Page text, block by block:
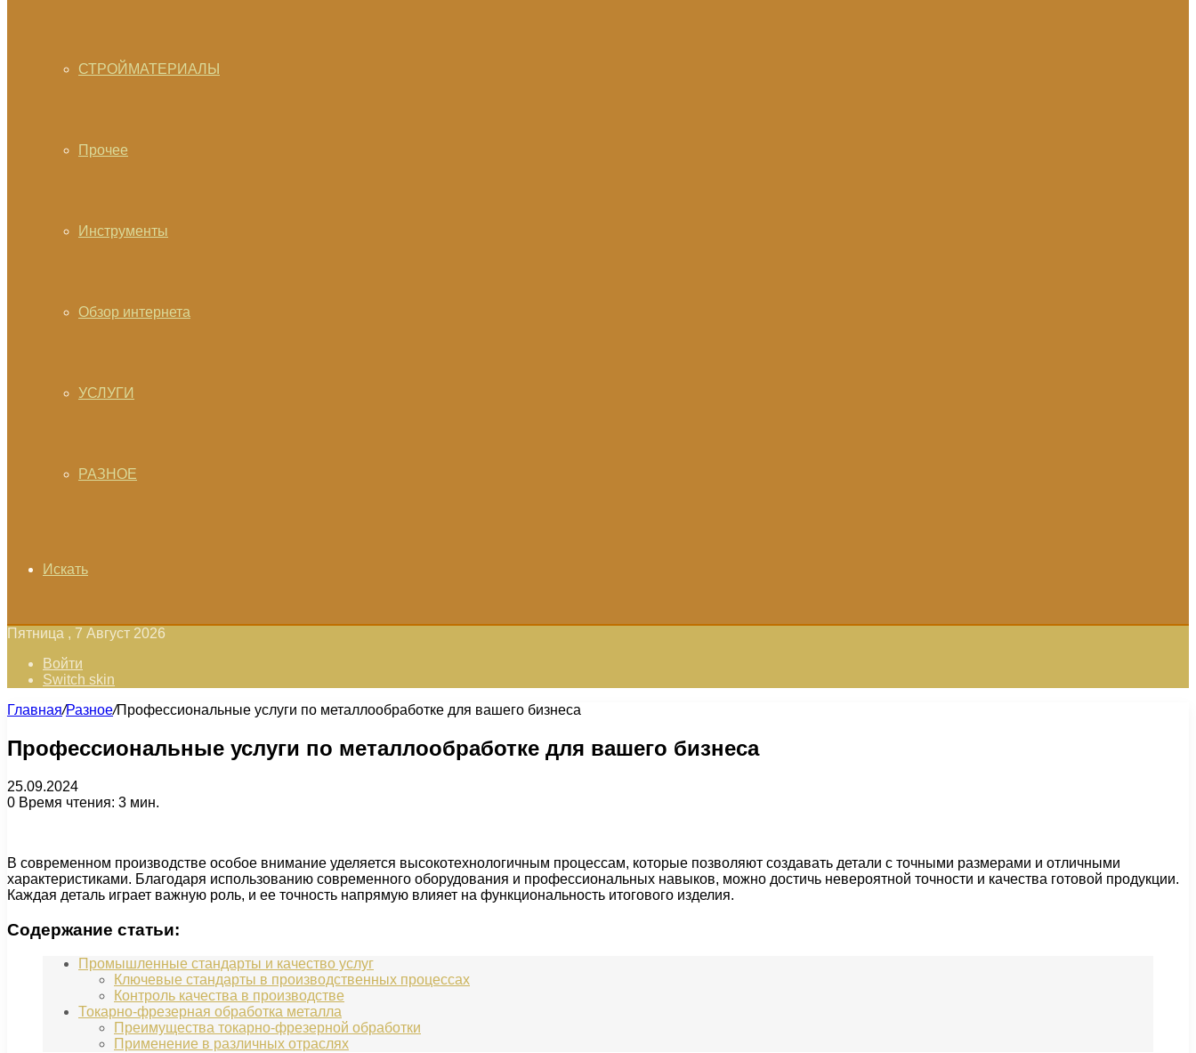
СТРОЙМАТЕРИАЛЫ
Прочее
Инструменты
Обзор интернета
УСЛУГИ
РАЗНОЕ
Искать
Пятница , 7 Август 2026
Войти
Switch skin
Главная/Разное/Профессиональные услуги по металлообработке для вашего бизнеса
Профессиональные услуги по металлообработке для вашего бизнеса
25.09.2024
0 Время чтения: 3 мин.
В современном производстве особое внимание уделяется высокотехнологичным процессам, которые позволяют создавать детали с точными размерами и отличными
характеристиками. Благодаря использованию современного оборудования и профессиональных навыков, можно достичь невероятной точности и качества готовой продукции.
Каждая деталь играет важную роль, и ее точность напрямую влияет на функциональность итогового изделия.
Содержание статьи:
Промышленные стандарты и качество услуг
Ключевые стандарты в производственных процессах
Контроль качества в производстве
Токарно-фрезерная обработка металла
Преимущества токарно-фрезерной обработки
Применение в различных отраслях